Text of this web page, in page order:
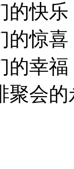
的快乐
的惊喜
的幸福
聚会